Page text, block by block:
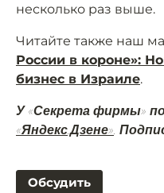
несколько раз выше.
Читайте также наш
России в короне»:
бизнес в Израиле.
У «Секрета фирмы»
«Яндекс.Дзене» .
Обсудить